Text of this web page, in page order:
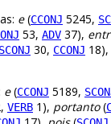
e(CCONJ 5245,
53, ADV 37),
SCONJ 30, CCONJ 18),
e(CCONJ 5189,
VERB 1), portanto(